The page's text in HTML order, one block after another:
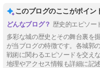
このブログのここがポイン
歴史的エピソー
多彩な城の歴史とその舞台裏を
が当ブログの特徴です。各城郭
戦術に関わるエピソードを交え
地理やアクセス情報も詳細に記